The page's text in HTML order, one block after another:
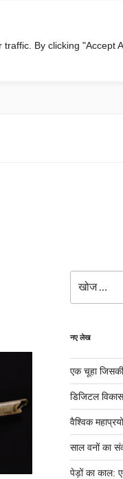
By clicking "Accept
नए लेख
एक चूहा
डिजिटल
वैश्विक
साल वनों का
पेड़ों का काल: